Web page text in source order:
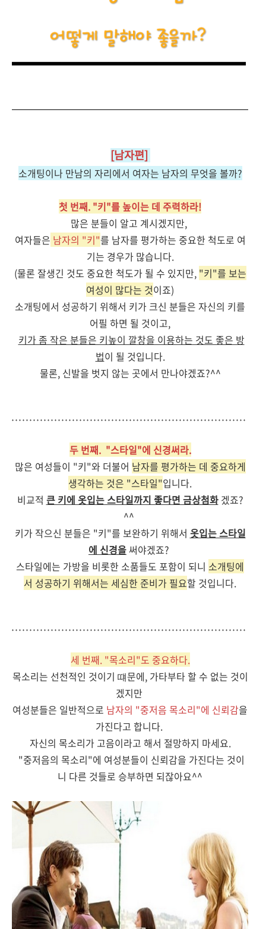
[남자편]
소개팅이나 만남의 자리에서 여자는 남자의 무엇을 볼까?
첫 번째. "키"를 높이는 데 주력하라!
많은 분들이 알고 계시겠지만,
여자들은 남자의 "키"를 남자를 평가하는 중요한 척도로 여
기는 경우가 많습니다.
(물론 잘생긴 것도 중요한 척도가 될 수 있지만, "키"를 보는
여성이 많다는 것이죠)
소개팅에서 성공하기 위해서 키가 크신 분들은 자신의 키를
어필 하면 될 것이고,
키가 좀 작은 분들은 키높이 깔창을 이용하는 것도 좋은 방
법이 될 것입니다.
물론, 신발을 벗지 않는 곳에서 만나야겠죠?^^
두 번째. "스타일"에 신경써라.
많은 여성들이 "키"와 더불어 남자를 평가하는 데 중요하게
생각하는 것은 "스타일"입니다.
비교적 큰 키에 옷입는 스타일까지 좋다면 금상첨화겠죠?
^^
키가 작으신 분들은 "키"를 보완하기 위해서 옷입는 스타일
에 신경을써야겠죠?
스타일에는 가방을 비롯한 소품들도 포함이 되니 소개팅에
서 성공하기 위해서는 세심한 준비가 필요할 것입니다.
세 번째. "목소리"도 중요하다.
목소리는 선천적인 것이기 떄문에, 가타부타 할 수 없는 것이
겠지만
여성분들은 일반적으로 남자의 "중저음 목소리"에 신뢰감을
가진다고 합니다.
자신의 목소리가 고음이라고 해서 절망하지 마세요.
"중저음의 목소리"에 여성분들이 신뢰감을 가진다는 것이
니 다른 것들로 승부하면 되잖아요^^